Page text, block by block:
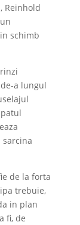
Reinhold
schimb
a lungul
sarcina
de la forta
trebuie,
in plan
fi, de